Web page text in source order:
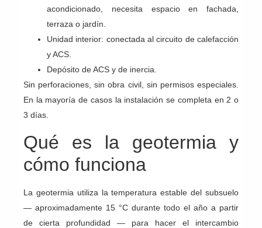
acondicionado, necesita espacio en fachada,
terraza o jardín.
Unidad interior: conectada al circuito de calefacción
y ACS.
Depósito de ACS y de inercia.
Sin perforaciones, sin obra civil, sin permisos especiales.
En la mayoría de casos la instalación se completa en 2 o
3 días.
Qué es la geotermia y
cómo funciona
La geotermia utiliza la temperatura estable del subsuelo
— aproximadamente 15 °C durante todo el año a partir
de cierta profundidad — para hacer el intercambio